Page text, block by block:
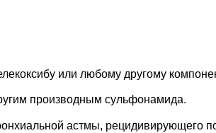
или любому другому
производным сульфонамида.
астмы, рецидивирующего